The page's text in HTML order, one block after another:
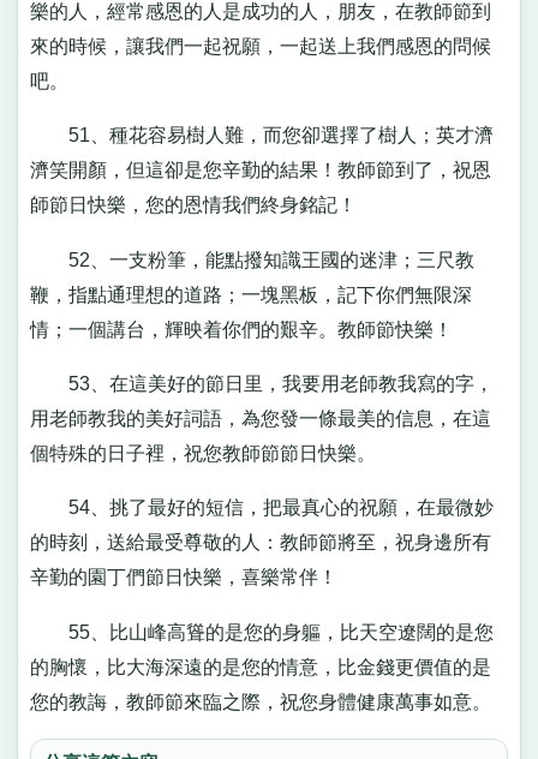
樂的人，經常感恩的人是成功的人，朋友，在教師節到
來的時候，讓我們一起祝願，一起送上我們感恩的問候
吧。
51、種花容易樹人難，而您卻選擇了樹人；英才濟
濟笑開顏，但這卻是您辛勤的結果！教師節到了，祝恩
師節日快樂，您的恩情我們終身銘記！
52、一支粉筆，能點撥知識王國的迷津；三尺教
鞭，指點通理想的道路；一塊黑板，記下你們無限深
情；一個講台，輝映着你們的艱辛。教師節快樂！
53、在這美好的節日里，我要用老師教我寫的字，
用老師教我的美好詞語，為您發一條最美的信息，在這
個特殊的日子裡，祝您教師節節日快樂。
54、挑了最好的短信，把最真心的祝願，在最微妙
的時刻，送給最受尊敬的人：教師節將至，祝身邊所有
辛勤的園丁們節日快樂，喜樂常伴！
55、比山峰高聳的是您的身軀，比天空遼闊的是您
的胸懷，比大海深遠的是您的情意，比金錢更價值的是
您的教誨，教師節來臨之際，祝您身體健康萬事如意。